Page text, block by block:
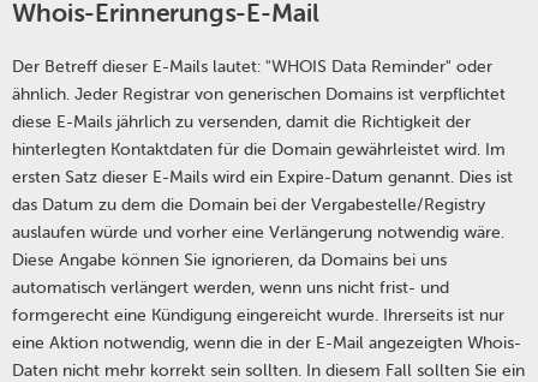
Whois-Erinnerungs-E-Mail
Der Betreff dieser E-Mails lautet: "WHOIS Data Reminder" oder
ähnlich. Jeder Registrar von generischen Domains ist verpflichtet
diese E-Mails jährlich zu versenden, damit die Richtigkeit der
hinterlegten Kontaktdaten für die Domain gewährleistet wird. Im
ersten Satz dieser E-Mails wird ein Expire-Datum genannt. Dies ist
das Datum zu dem die Domain bei der Vergabestelle/Registry
auslaufen würde und vorher eine Verlängerung notwendig wäre.
Diese Angabe können Sie ignorieren, da Domains bei uns
automatisch verlängert werden, wenn uns nicht frist- und
formgerecht eine Kündigung eingereicht wurde. Ihrerseits ist nur
eine Aktion notwendig, wenn die in der E-Mail angezeigten Whois-
Daten nicht mehr korrekt sein sollten. In diesem Fall sollten Sie ein